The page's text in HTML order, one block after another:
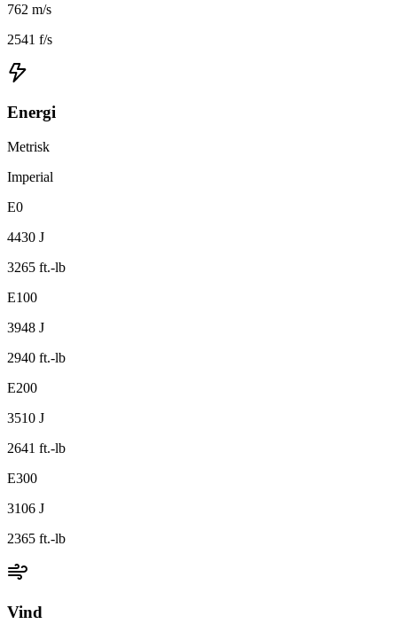
762 m/s
2541 f/s
Energi
Metrisk
Imperial
E0
4430 J
3265 ft.-lb
E100
3948 J
2940 ft.-lb
E200
3510 J
2641 ft.-lb
E300
3106 J
2365 ft.-lb
Vind